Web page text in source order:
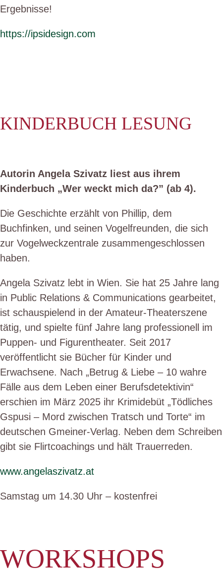
Ergebnisse!
https://ipsidesign.com
KINDERBUCH LESUNG
Autorin Angela Szivatz liest aus ihrem
Kinderbuch „Wer weckt mich da?” (ab 4).
Die Geschichte erzählt von Phillip, dem
Buchfinken, und seinen Vogelfreunden, die sich
zur Vogelweckzentrale zusammengeschlossen
haben.
Angela Szivatz lebt in Wien. Sie hat 25 Jahre lang
in Public Relations & Communications gearbeitet,
ist schauspielend in der Amateur-Theaterszene
tätig, und spielte fünf Jahre lang professionell im
Puppen- und Figurentheater. Seit 2017
veröffentlicht sie Bücher für Kinder und
Erwachsene. Nach „Betrug & Liebe – 10 wahre
Fälle aus dem Leben einer Berufsdetektivin“
erschien im März 2025 ihr Krimidebüt „Tödliches
Gspusi – Mord zwischen Tratsch und Torte“ im
deutschen Gmeiner-Verlag. Neben dem Schreiben
gibt sie Flirtcoachings und hält Trauerreden.
www.angelaszivatz.at
Samstag um 14.30 Uhr – kostenfrei
WORKSHOPS